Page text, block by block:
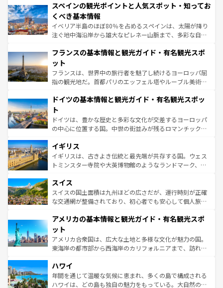
ろん、トスカーナの美しい田園風景やアマルフィ海岸の絶
景など、自然景観も見逃せない。観光の合間には、本場の
ピザやパスタなど、絶品のイタリア料理を堪能することも
できる。朝目覚めてから夜眠るまで、すべての瞬間を楽し
なお、新着のイタリア情報はコンテンツ一覧を参照してほ
しい。
スペインの観光ポイントと人気スポット・知ってお
くべき基本情報
イベリア半島のほぼ80％を占めるスペインは、太陽が降り
注ぐ地中海沿岸から雄大なピレネー山脈まで、多彩な自然
文化が根付くこの国では、情熱的なフラメンコ、熱気あふ
れる闘牛、そして美味しいタパスが生活の一部となってい
る。首都マドリードの洗練された雰囲気や、バルセロナの
アートに溢れた街角から、地方では古代ローマ遺跡や中世
せる。地方によって風土や気候が異なるスペインはその個
ンテンツ一覧 を参照してほしい。
フランスの基本情報と観光ガイド・有名観光スポ
ット
フランスは、世界中の旅行者を魅了し続けるヨーロッパ屈
指の観光地だ。首都パリのエッフェル塔やルーブル美術館
で、幅広い魅力が詰まっている。華麗な宮殿、歴史的な大
聖堂、美しいビーチ、そして豊かな自然が、訪れる者を心
から魅了する。また、フランスは美食の国としても知ら
れ、フランス料理はユネスコ無形文化遺産にも登録されて
香り高いラベンダー畑など、多彩な楽しみ方が可能だ。さ
らに、パリ以外の地域にも魅力が溢れており、どの街角に
も豊かな歴史と文化が息づいている。パリ以外の個性あふ
を参照してほしい。
ドイツの基本情報と観光ガイド・有名観光スポッ
ト
ドイツは、豊かな歴史と多彩な文化が交差するヨーロッパ
の中心に位置する国。中世の街並みが残るロマンチック街
顔を持つこの国は、どこを歩いても飽きることがない。ベ
ルリンの文化的活気、バイエルン州のアルプスの絶景、そ
してライン川沿いのワイン畑といった風景は必見。ビール
は、お酒好きな人にはぜひ体験してほしい。 なお、新着の
ドイツ情報はコンテンツ一覧を参照してほしい。
イギリス
イギリスは、古きよき伝統と最先端が共存する国。ウェス
トミンスター寺院や大英博物館のようなランドマーク、歴
リアごとに異なる魅力がある。また、優雅なアフタヌーン
ティー、ビール好きにはたまらない英国パブ、サッカー観
戦など、本場だからこそできる体験も豊富。イギリスを旅
ンツ一覧を参照してほしい。
スイス
スイスの国土面積は九州ほどの広さだが、運行時刻が正確
な交通網が整備されており、初心者でも安心して個人旅行
の建物がそのまま残る町や、スイスならではのユニークな
博物館もあり、アルプス観光だけでなく町歩きも満喫する
ことができる。国民の所得が高いため物価も高いが、旅行
者向けの交通パス提供のサービスもあり、うまく活用すれ
着のスイス情報は
アメリカの基本情報と観光ガイド・有名観光スポ
ット
アメリカ合衆国は、広大な土地と多様な文化が魅力の国。
東海岸の都市部から西海岸のカリフォルニアまで、訪れる
のような巨大都市は、観光、ショッピング、エンターテイ
ンメントが詰まった刺激的なスポットだ。一方、アメリカ
西部には大自然が広がり、グランドキャニオンやイエロー
ハワイ
年間を通じて温暖な気候に恵まれ、多くの島で構成される
ハワイは、どの島も独自の魅力をもっている。大自然の神